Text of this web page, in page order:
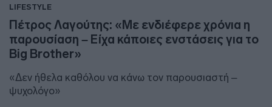
LIFESTYLE
Πέτρος Λαγούτης: «Με ενδιέφερε χρόνια η
παρουσίαση – Είχα κάποιες ενστάσεις για το
Big Brother»
«Δεν ήθελα καθόλου να κάνω τον παρουσιαστή –
ψυχολόγο»